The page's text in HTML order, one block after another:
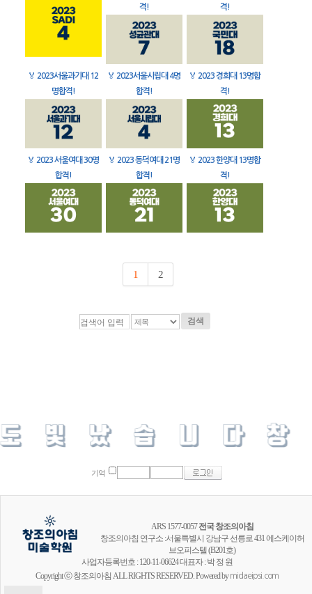
격!
격!
🏅 2023서울과기대 12
명합격!
🏅 2023서울시립대 4명
합격!
🏅 2023 경희대 13명합
격!
🏅 2023 서울여대 30명
합격!
🏅 2023 동덕여대 21명
합격!
🏅 2023 한양대 13명합
격!
1 2
검색
기억
ARS 1577-0057전국 창조의아침
창조의아침 연구소 :서울특별시 강남구 선릉로 431 에스케이허
브오피스텔 (B201호)
사업자등록번호 : 120-11-06624 대표자 : 박 정 원
Copyright ⓒ 창조의아침 ALL RIGHTS RESERVED. Powered bymidaeipsi.com